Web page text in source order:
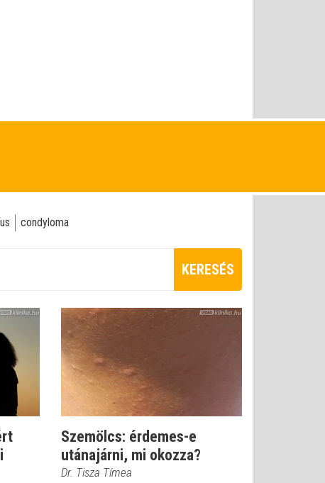
condyloma
KERESÉS
Szemölcs: érdemes-e
utánajárni, mi okozza?
Dr. Tisza Tímea